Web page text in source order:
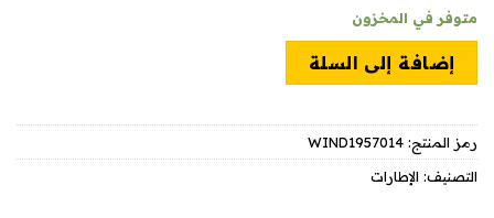
متوفر في المخزون
إضافة إلى السلة
رمز المنتج: WIND1957014
التصنيف: الإطارات